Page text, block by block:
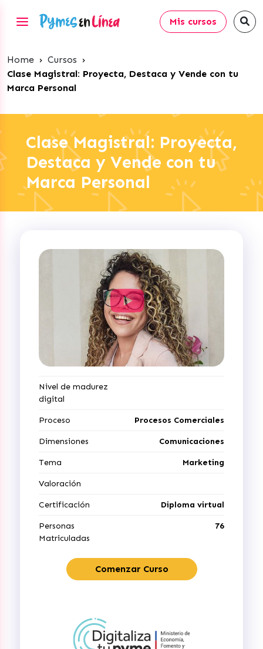
Mis cursos
Home › Cursos ›
Clase Magistral: Proyecta, Destaca y Vende con tu
Marca Personal
Clase Magistral: Proyecta,
Destaca y Vende con tu
Marca Personal
Nivel de madurez
digital
Proceso Procesos Comerciales
Dimensiones Comunicaciones
Tema Marketing
Valoración
Certificación Diploma virtual
Personas
Matriculadas
76
Comenzar Curso